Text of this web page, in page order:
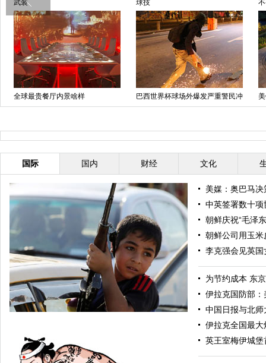
武装
球技
全球最贵餐厅内景啥样
巴西世界杯球场外爆发严重警民冲
突
国际 国内 财经 文化
美媒：奥巴马
中英签署数十
朝鲜庆祝“毛泽
朝鲜公司用玉
李克强会见英
为节约成本 东
伊拉克国防部
中国日报与北
伊拉克全国最
英王室梅伊城